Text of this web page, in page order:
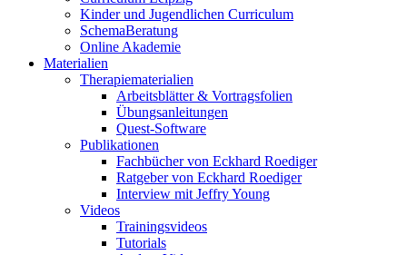
Kinder und Jugendlichen Curriculum
SchemaBeratung
Online Akademie
Materialien
Therapiematerialien
Arbeitsblätter & Vortragsfolien
Übungsanleitungen
Quest-Software
Publikationen
Fachbücher von Eckhard Roediger
Ratgeber von Eckhard Roediger
Interview mit Jeffry Young
Videos
Trainingsvideos
Tutorials